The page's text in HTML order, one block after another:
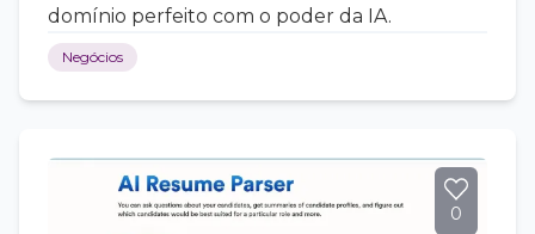
domínio perfeito com o poder da IA.
Negócios
0